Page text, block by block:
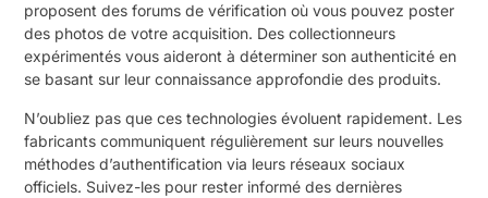
proposent des forums de vérification où vous pouvez poster
des photos de votre acquisition. Des collectionneurs
expérimentés vous aideront à déterminer son authenticité en
se basant sur leur connaissance approfondie des produits.
N’oubliez pas que ces technologies évoluent rapidement. Les
fabricants communiquent régulièrement sur leurs nouvelles
méthodes d’authentification via leurs réseaux sociaux
officiels. Suivez-les pour rester informé des dernières